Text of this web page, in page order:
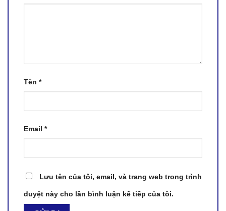
Tên *
Email *
Lưu tên của tôi, email, và trang web trong trình
duyệt này cho lần bình luận kế tiếp của tôi.